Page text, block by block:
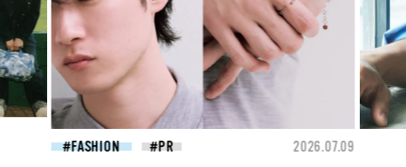
BEAUTY 2026.07.27